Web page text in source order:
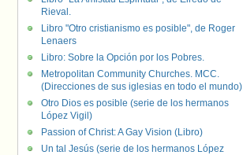
Rieval.
Libro "Otro cristianismo es posible", de Roger
Lenaers
Libro: Sobre la Opción por los Pobres.
Metropolitan Community Churches. MCC.
(Direcciones de sus iglesias en todo el mundo)
Otro Dios es posible (serie de los hermanos
López Vigil)
Passion of Christ: A Gay Vision (Libro)
Un tal Jesús (serie de los hermanos López